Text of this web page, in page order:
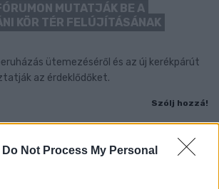
Do Not Process My Personal
MUTATJÁK BE A
KÖR TÉR FELÚJÍTÁSÁNAK
ütemezéséről és az új kerékpárút
az érdeklődőket.
Szólj hozzá!